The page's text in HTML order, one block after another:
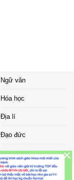
Ngữ văn
Hóa học
Địa lí
Đạo đức